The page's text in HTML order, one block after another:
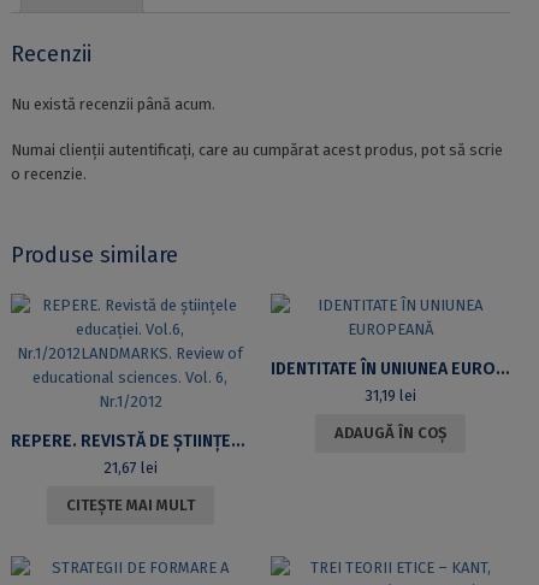
Recenzii
Nu există recenzii până acum.
Numai clienții autentificați, care au cumpărat acest produs, pot să scrie
o recenzie.
Produse similare
REPERE. REVISTĂ DE ȘTIINȚELE EDUCAȚIEI. VOL.6, NR.1/2012LANDMARKS. REVIEW OF EDUCATIONAL SCIENCES. VOL. 6, NR.1/2012
21,67 lei
CITEȘTE MAI MULT
IDENTITATE ÎN UNIUNEA EUROPEANĂ
31,19 lei
ADAUGĂ ÎN COȘ